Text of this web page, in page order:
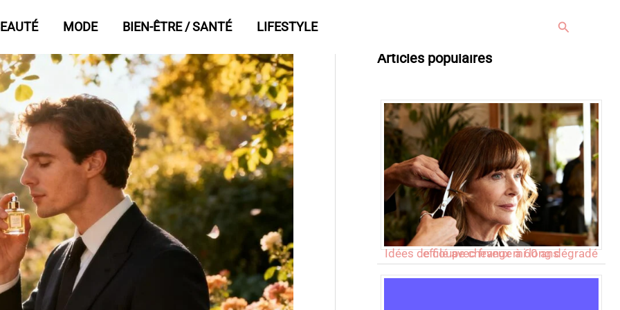
MODE BIEN-ÊTRE / SANTÉ LIFESTYLE Rechercher
Articles populaires
Idées de coupe cheveux mi long dégradé effilé avec frange à 60 ans